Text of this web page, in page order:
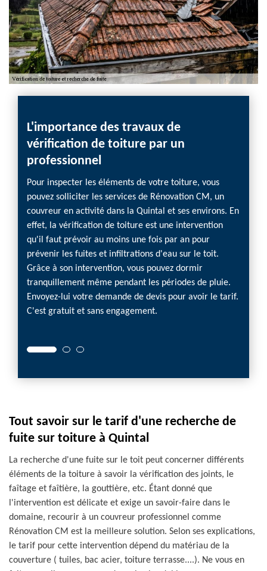
L'importance des travaux de
vérification de toiture par un
professionnel
Pour inspecter les éléments de votre toiture, vous
pouvez solliciter les services de Rénovation CM, un
couvreur en activité dans la Quintal et ses environs. En
effet, la vérification de toiture est une intervention
qu'il faut prévoir au moins une fois par an pour
prévenir les fuites et infiltrations d'eau sur le toit.
Grâce à son intervention, vous pouvez dormir
tranquillement même pendant les périodes de pluie.
Envoyez-lui votre demande de devis pour avoir le tarif.
C'est gratuit et sans engagement.
Tout savoir sur le tarif d'une recherche de
fuite sur toiture à Quintal
La recherche d'une fuite sur le toit peut concerner différents
éléments de la toiture à savoir la vérification des joints, le
faîtage et faîtière, la gouttière, etc. Étant donné que
l'intervention est délicate et exige un savoir-faire dans le
domaine, recourir à un couvreur professionnel comme
Rénovation CM est la meilleure solution. Selon ses explications,
le tarif pour cette intervention dépend du matériau de la
couverture ( tuiles, bac acier, toiture terrasse....). Ne vous en